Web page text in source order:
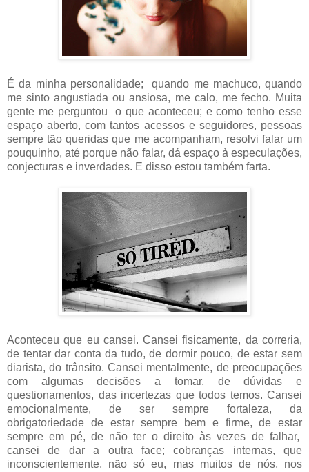
É da minha personalidade; quando me machuco, quando
me sinto angustiada ou ansiosa, me calo, me fecho. Muita
gente me perguntou o que aconteceu; e como tenho esse
espaço aberto, com tantos acessos e seguidores, pessoas
sempre tão queridas que me acompanham, resolvi falar um
pouquinho, até porque não falar, dá espaço à especulações,
conjecturas e inverdades. E disso estou também farta.
Aconteceu que eu cansei. Cansei fisicamente, da correria,
de tentar dar conta da tudo, de dormir pouco, de estar sem
diarista, do trânsito. Cansei mentalmente, de preocupações
com algumas decisões a tomar, de dúvidas e
questionamentos, das incertezas que todos temos. Cansei
emocionalmente, de ser sempre fortaleza, da
obrigatoriedade de estar sempre bem e firme, de estar
sempre em pé, de não ter o direito às vezes de falhar,
cansei de dar a outra face; cobranças internas, que
inconscientemente, não só eu, mas muitos de nós, nos